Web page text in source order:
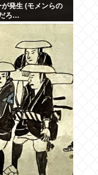
が発生 (モメンらの
ろ…